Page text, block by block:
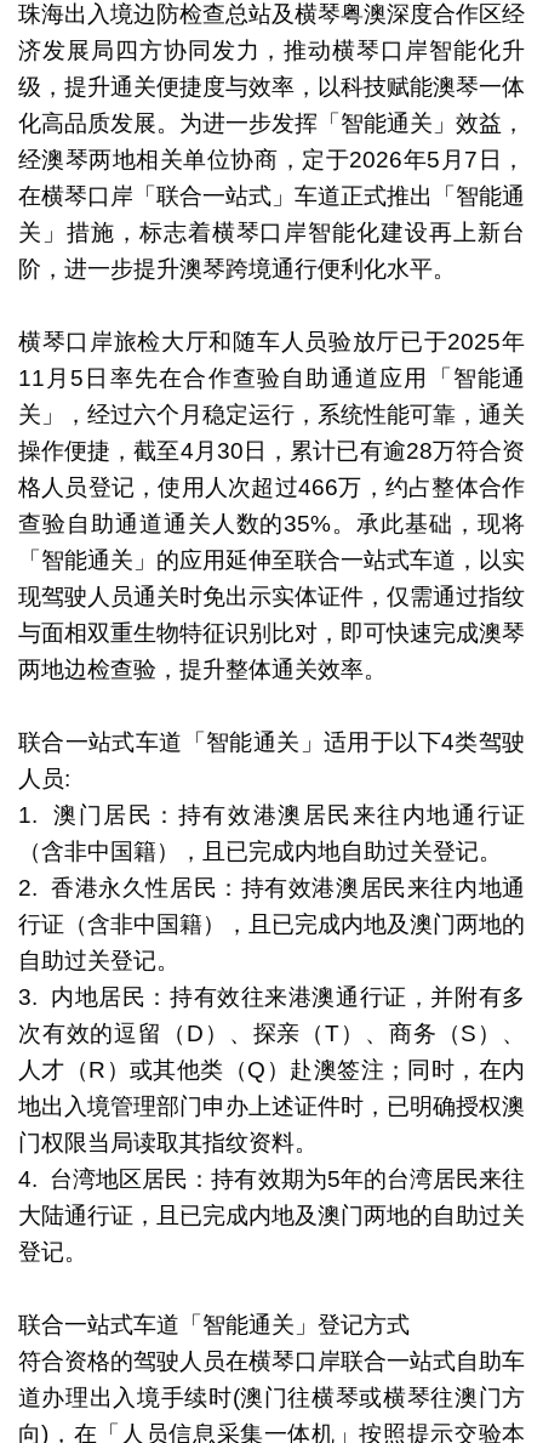
珠海出入境边防检查总站及横琴粤澳深度合作区经
济发展局四方协同发力，推动横琴口岸智能化升
级，提升通关便捷度与效率，以科技赋能澳琴一体
化高品质发展。为进一步发挥「智能通关」效益，
经澳琴两地相关单位协商，定于2026年5月7日，
在横琴口岸「联合一站式」车道正式推出「智能通
关」措施，标志着横琴口岸智能化建设再上新台
阶，进一步提升澳琴跨境通行便利化水平。
横琴口岸旅检大厅和随车人员验放厅已于2025年
11月5日率先在合作查验自助通道应用「智能通
关」，经过六个月稳定运行，系统性能可靠，通关
操作便捷，截至4月30日，累计已有逾28万符合资
格人员登记，使用人次超过466万，约占整体合作
查验自助通道通关人数的35%。承此基础，现将
「智能通关」的应用延伸至联合一站式车道，以实
现驾驶人员通关时免出示实体证件，仅需通过指纹
与面相双重生物特征识别比对，即可快速完成澳琴
两地边检查验，提升整体通关效率。
联合一站式车道「智能通关」适用于以下4类驾驶
人员:
1. 澳门居民：持有效港澳居民来往内地通行证
（含非中国籍），且已完成内地自助过关登记。
2. 香港永久性居民：持有效港澳居民来往内地通
行证（含非中国籍），且已完成内地及澳门两地的
自助过关登记。
3. 内地居民：持有效往来港澳通行证，并附有多
次有效的逗留（D）、探亲（T）、商务（S）、
人才（R）或其他类（Q）赴澳签注；同时，在内
地出入境管理部门申办上述证件时，已明确授权澳
门权限当局读取其指纹资料。
4. 台湾地区居民：持有效期为5年的台湾居民来往
大陆通行证，且已完成内地及澳门两地的自助过关
登记。
联合一站式车道「智能通关」登记方式
符合资格的驾驶人员在横琴口岸联合一站式自助车
道办理出入境手续时(澳门往横琴或横琴往澳门方
向)，在「人员信息采集一体机」按照提示交验本